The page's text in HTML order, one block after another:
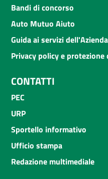
Bandi di concorso
Auto Mutuo Aiuto
Guida ai servizi
Privacy policy e
CONTATTI
PEC
URP
Sportello informativo
Ufficio stampa
Redazione multimediale